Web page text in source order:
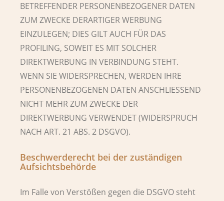
BETREFFENDER PERSONENBEZOGENER DATEN
ZUM ZWECKE DERARTIGER WERBUNG
EINZULEGEN; DIES GILT AUCH FÜR DAS
PROFILING, SOWEIT ES MIT SOLCHER
DIREKTWERBUNG IN VERBINDUNG STEHT.
WENN SIE WIDERSPRECHEN, WERDEN IHRE
PERSONENBEZOGENEN DATEN ANSCHLIESSEND
NICHT MEHR ZUM ZWECKE DER
DIREKTWERBUNG VERWENDET (WIDERSPRUCH
NACH ART. 21 ABS. 2 DSGVO).
Beschwerde­recht bei der zuständigen
Aufsichts­behörde
Im Falle von Verstößen gegen die DSGVO steht